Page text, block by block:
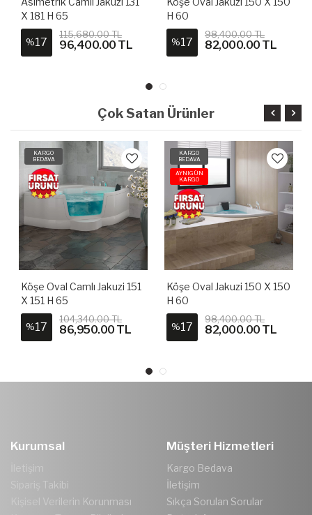
X 181 H 65
%17
115,680.00 TL
96,400.00 TL
H 60
%17
98,400.00 TL
82,000.00 TL
Çok Satan Ürünler
KARGO
BEDAVA
Köşe Oval Camlı Jakuzi 151
X 151 H 65
%17
104,340.00 TL
86,950.00 TL
KARGO
BEDAVA
AYNIGÜN
KARGO
Köşe Oval Jakuzi 150 X 150
H 60
%17
98,400.00 TL
82,000.00 TL
Kurumsal
İletişim
Sipariş Takibi
Kişisel Verilerin Korunması
Müşteri Hizmetleri
Kargo Bedava
İletişim
Sıkça Sorulan Sorular